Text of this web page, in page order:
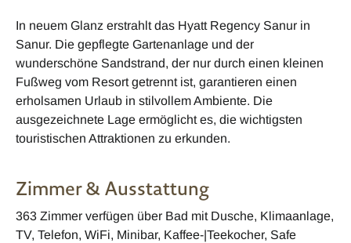
In neuem Glanz erstrahlt das Hyatt Regency Sanur in
Sanur. Die gepflegte Gartenanlage und der
wunderschöne Sandstrand, der nur durch einen kleinen
Fußweg vom Resort getrennt ist, garantieren einen
erholsamen Urlaub in stilvollem Ambiente. Die
ausgezeichnete Lage ermöglicht es, die wichtigsten
touristischen Attraktionen zu erkunden.
Zimmer & Ausstattung
363 Zimmer verfügen über Bad mit Dusche, Klimaanlage,
TV, Telefon, WiFi, Minibar, Kaffee-|Teekocher, Safe